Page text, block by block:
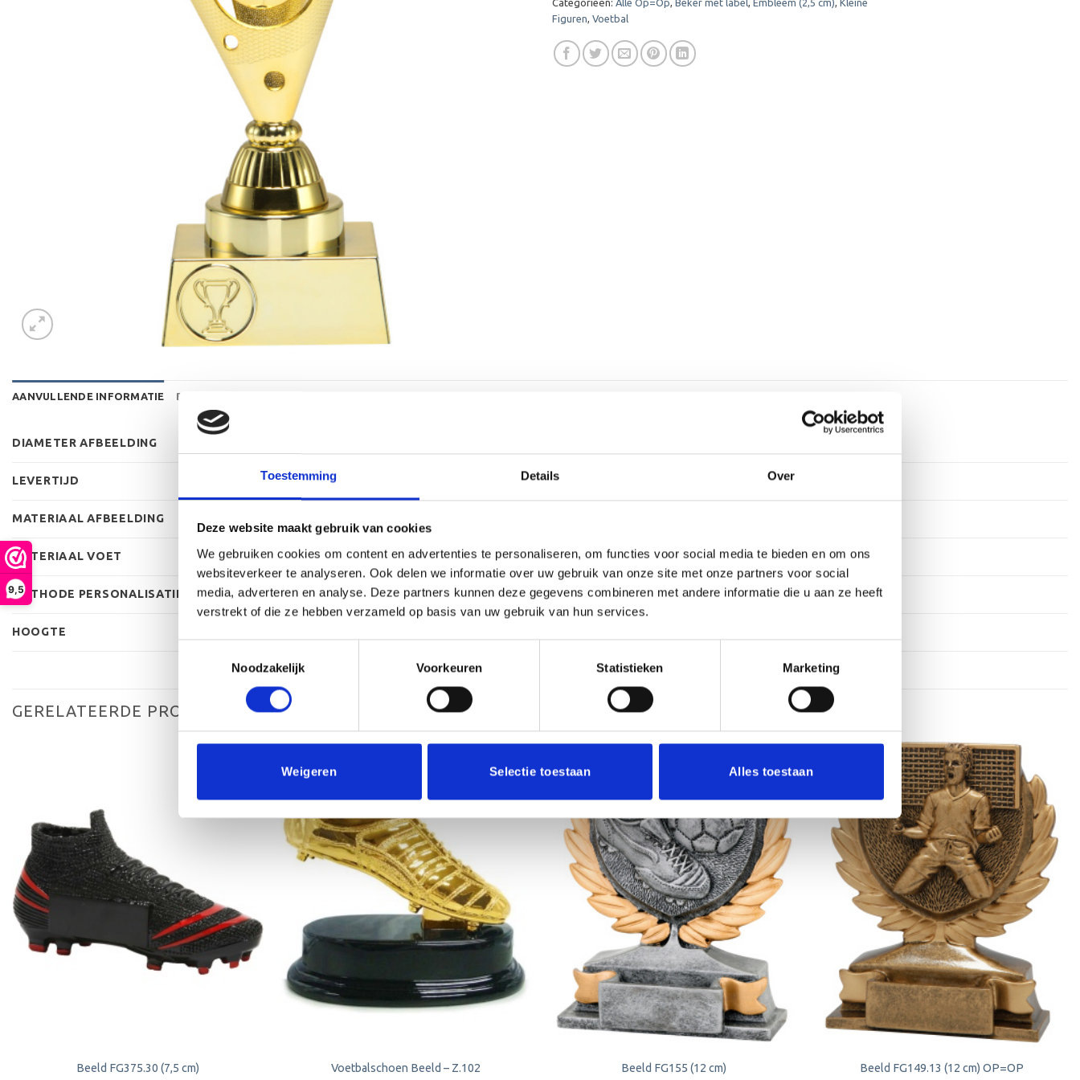
9,5
Toestemming Details Over
Deze website maakt gebruik van cookies
We gebruiken cookies om content en advertenties te personaliseren, om functies voor social media te bieden en om ons
websiteverkeer te analyseren. Ook delen we informatie over uw gebruik van onze site met onze partners voor social
media, adverteren en analyse. Deze partners kunnen deze gegevens combineren met andere informatie die u aan ze heeft
verstrekt of die ze hebben verzameld op basis van uw gebruik van hun services.
Noodzakelijk
Voorkeuren Statistieken Marketing
Weigeren Selectie toestaan Alles toestaan
Figuren Voetbal
AANVULLENDE INFORMATIE BEOORDELINGEN (0)
DIAMETER AFBEELDING
LEVERTIJD
MATERIAAL AFBEELDING
MATERIAAL VOET Kunststof
METHODE PERSONALISATIE Labelen
HOOGTE
GERELATEERDE PRODUCTEN
Beeld FG375.30 (7,5 cm)
Voetbalschoen Beeld – Z.102
aan
verlanglijst
Beeld FG155 (12 cm)
Toevoegen
aan
verlanglijst
Beeld FG149.13 (12 cm) OP=OP